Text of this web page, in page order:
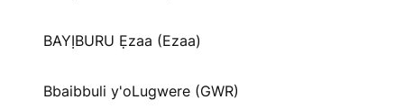
BAYỊBURU Ẹzaa (Ezaa)
Bbaibbuli y'oLugwere (GWR)